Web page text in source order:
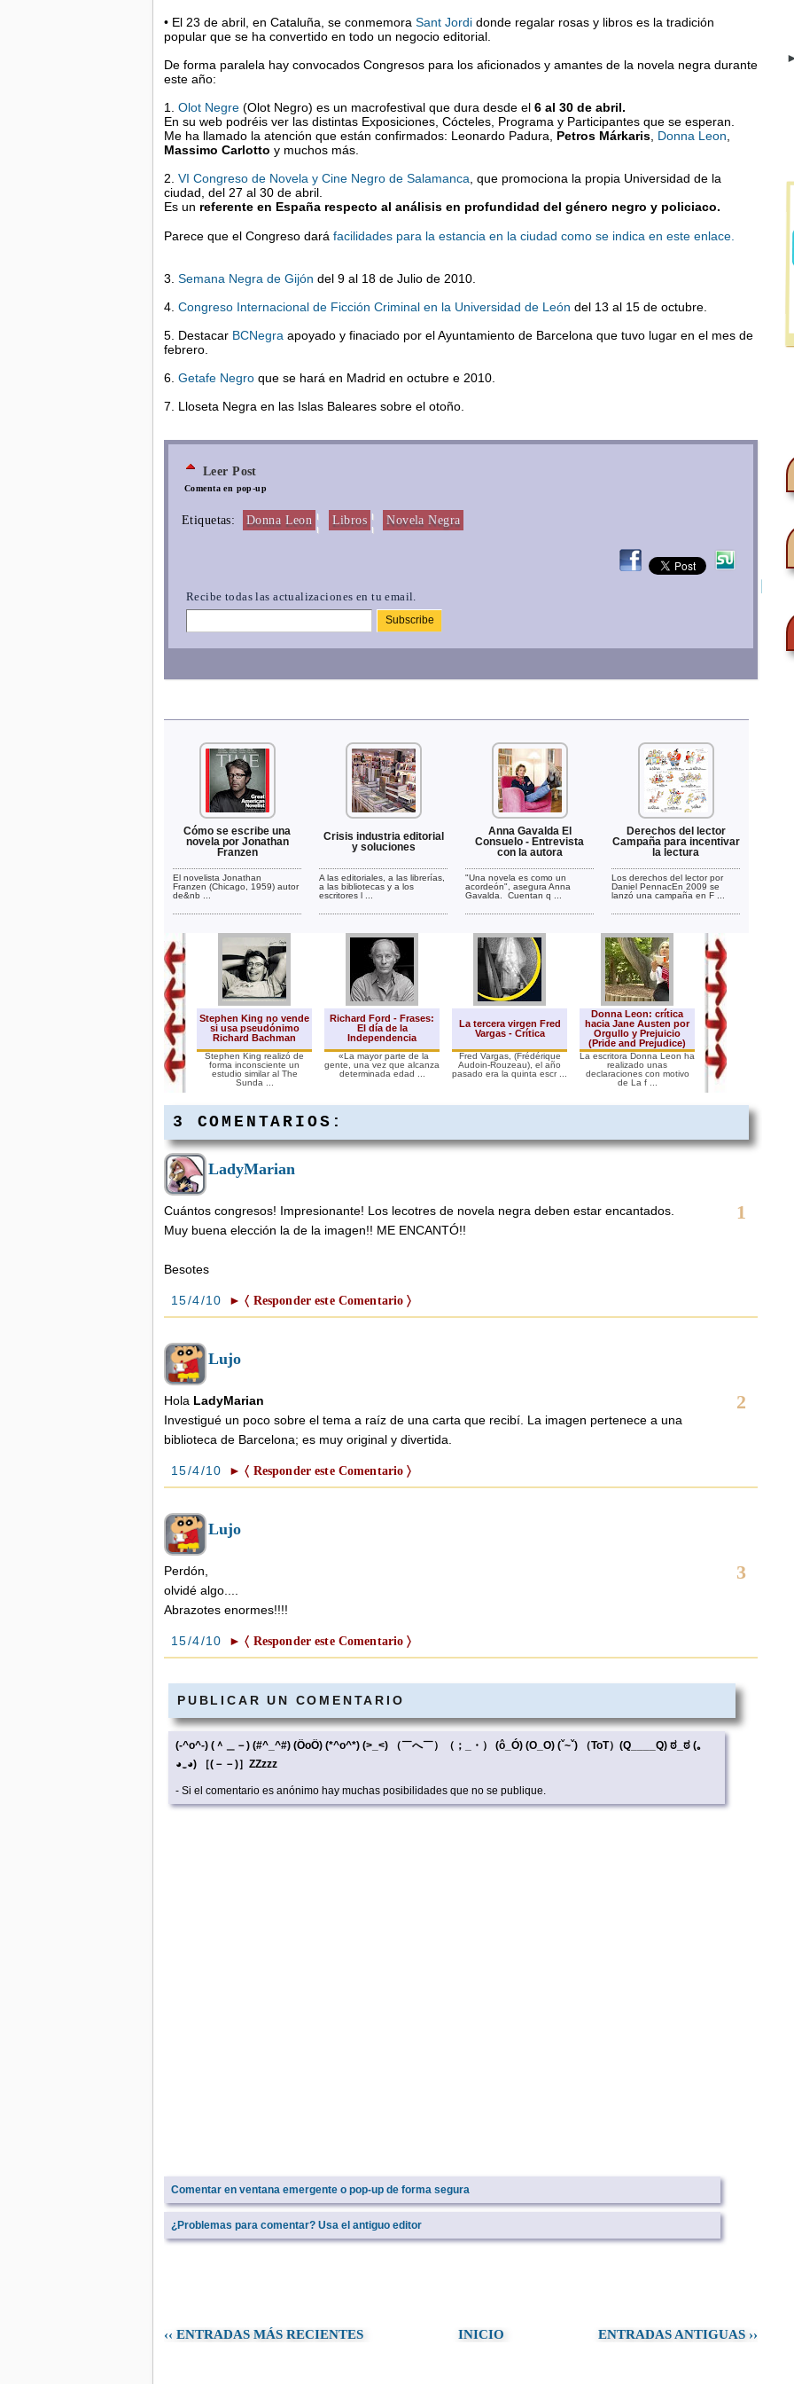
• El 23 de abril, en Cataluña, se conmemora Sant Jordi donde regalar rosas y libros es la tradición
popular que se ha convertido en todo un negocio editorial.
De forma paralela hay convocados Congresos para los aficionados y amantes de la novela negra durante
este año:
1. Olot Negre (Olot Negro) es un macrofestival que dura desde el 6 al 30 de abril.
En su web podréis ver las distintas Exposiciones, Cócteles, Programa y Participantes que se esperan.
Me ha llamado la atención que están confirmados: Leonardo Padura, Petros Márkaris Donna Leon
Massimo Carlotto y muchos más.
2. VI Congreso de Novela y Cine Negro de Salamanca , que promociona la propia Universidad de la
ciudad, del 27 al 30 de abril.
Es un referente en España respecto al análisis en profundidad del género negro y policiaco.
Parece que el Congreso dará facilidades para la estancia en la ciudad como se indica en este enlace.
3. Semana Negra de Gijón del 9 al 18 de Julio de 2010.
4. Congreso Internacional de Ficción Criminal en la Universidad de León del 13 al 15 de octubre.
5. Destacar BCNegra apoyado y finaciado por el Ayuntamiento de Barcelona que tuvo lugar en el mes de
febrero.
6. Getafe Negro que se hará en Madrid en octubre e 2010.
7. Lloseta Negra en las Islas Baleares sobre el otoño.
Leer Post
Comenta en pop-up
Etiquetas: Donna Leon ¦ Libros ¦ Novela Negra
Recibe todas las actualizaciones en tu email.
Cómo se escribe una
novela por Jonathan
Franzen
El novelista Jonathan
Franzen (Chicago, 1959) autor
de&nb ...
Crisis industria editorial
y soluciones
A las editoriales, a las librerías,
a las bibliotecas y a los
escritores l ...
Anna Gavalda El
Consuelo - Entrevista
con la autora
"Una novela es como un
acordeón", asegura Anna
Gavalda. Cuentan q ...
Derechos del lector
Campaña para incentivar
la lectura
Los derechos del lector por
Daniel PennacEn 2009 se
lanzó una campaña en F ...
Stephen King no vende
si usa pseudónimo
Richard Bachman
Stephen King realizó de
forma inconsciente un
estudio similar al The
Sunda ...
Richard Ford - Frases:
El día de la
Independencia
«La mayor parte de la
gente, una vez que alcanza
determinada edad ...
La tercera virgen Fred
Vargas - Crítica
Fred Vargas, (Frédérique
Audoin-Rouzeau), el año
pasado era la quinta escr ...
Donna Leon: crítica
hacia Jane Austen por
Orgullo y Prejuicio
(Pride and Prejudice)
La escritora Donna Leon ha
realizado unas
declaraciones con motivo
de La f ...
Los milagros de
Stefan Zweig
La editorial
publicando las
Crisis del sector
editorial - Se vende la
La tertulia Els Matins de
TV3 tuvo un color especial
cuando la abogada Mag ...
3 COMENTARIOS:
LadyMarian
1
Cuántos congresos! Impresionante! Los lecotres de novela negra deben estar encantados.
Muy buena elección la de la imagen!! ME ENCANTÓ!!
Besotes
15/4/10 ► 〈 Responder este Comentario 〉
Lujo
2
Hola LadyMarian
Investigué un poco sobre el tema a raíz de una carta que recibí. La imagen pertenece a una
biblioteca de Barcelona; es muy original y divertida.
15/4/10 ► 〈 Responder este Comentario 〉
Lujo
3
Perdón,
olvidé algo....
Abrazotes enormes!!!!
15/4/10 ► 〈 Responder este Comentario 〉
PUBLICAR UN COMENTARIO
(-^o^-) (＾＿－) (#^_^#) (ÖoÖ) (*^o^*) (>_<) （￣へ￣）（；_・） (ô_Ó) (O_O) (ˇ~ˇ) （ToT）(Q____Q) ಠ_ಠ (｡
◕‿◕) ［(－－)］ZZzzz
- Si el comentario es anónimo hay muchas posibilidades que no se publique.
Comentar en ventana emergente o pop-up de forma segura
¿Problemas para comentar? Usa el antiguo editor
‹‹ ENTRADAS MÁS RECIENTES ENTRADAS ANTIGUAS ››
INICIO